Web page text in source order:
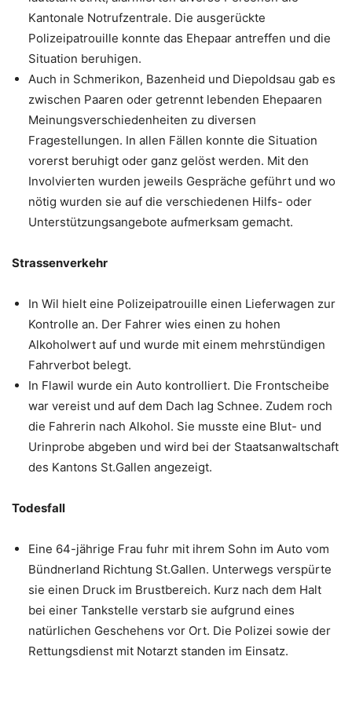
Kantonale Notrufzentrale. Die ausgerückte
Polizeipatrouille konnte das Ehepaar antreffen und die
Situation beruhigen.
Auch in Schmerikon, Bazenheid und Diepoldsau gab es
zwischen Paaren oder getrennt lebenden Ehepaaren
Meinungsverschiedenheiten zu diversen
Fragestellungen. In allen Fällen konnte die Situation
vorerst beruhigt oder ganz gelöst werden. Mit den
Involvierten wurden jeweils Gespräche geführt und wo
nötig wurden sie auf die verschiedenen Hilfs- oder
Unterstützungsangebote aufmerksam gemacht.
Strassenverkehr
In Wil hielt eine Polizeipatrouille einen Lieferwagen zur
Kontrolle an. Der Fahrer wies einen zu hohen
Alkoholwert auf und wurde mit einem mehrstündigen
Fahrverbot belegt.
In Flawil wurde ein Auto kontrolliert. Die Frontscheibe
war vereist und auf dem Dach lag Schnee. Zudem roch
die Fahrerin nach Alkohol. Sie musste eine Blut- und
Urinprobe abgeben und wird bei der Staatsanwaltschaft
des Kantons St.Gallen angezeigt.
Todesfall
Eine 64-jährige Frau fuhr mit ihrem Sohn im Auto vom
Bündnerland Richtung St.Gallen. Unterwegs verspürte
sie einen Druck im Brustbereich. Kurz nach dem Halt
bei einer Tankstelle verstarb sie aufgrund eines
natürlichen Geschehens vor Ort. Die Polizei sowie der
Rettungsdienst mit Notarzt standen im Einsatz.